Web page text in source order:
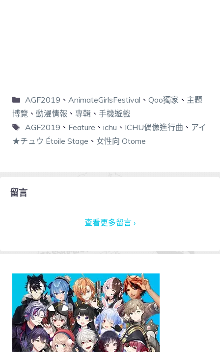
AGF2019 、 AnimateGirlsFestival 、 Qoo獨家 、 主題
博覽 、 動漫情報 、 專輯 、 手機遊戲
AGF2019 、 Feature 、 ichu 、 ICHU偶像進行曲 、 アイ
★チュウ Étoile Stage 、 女性向 Otome
留言
查看更多留言 ›